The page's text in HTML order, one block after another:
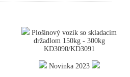
Plošinový vozík so skladacím
držadlom 150kg - 300kg
KD3090/KD3091
Novinka 2023